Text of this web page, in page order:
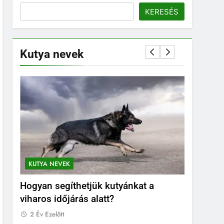
KERESÉS
Kutya nevek
KUTYA NEVEK
Hogyan segíthetjük kutyánkat a
viharos időjárás alatt?
2 Év Ezelőtt
KUTYA NEVEK